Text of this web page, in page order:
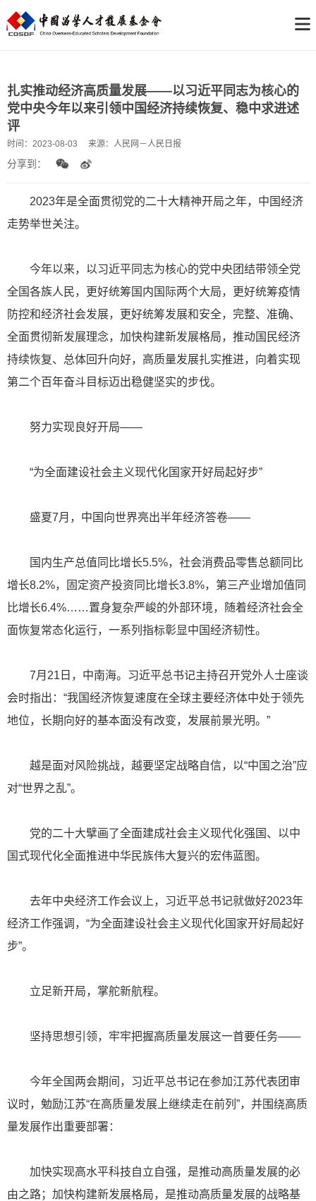
扎实推动经济高质量发展——以习近平同志为核心的
党中央今年以来引领中国经济持续恢复、稳中求进述
评
时间： 2023-08-03 来源： 人民网－人民日报
分享到：
2023年是全面贯彻党的二十大精神开局之年，中国经济
走势举世关注。
今年以来，以习近平同志为核心的党中央团结带领全党
全国各族人民，更好统筹国内国际两个大局，更好统筹疫情
防控和经济社会发展，更好统筹发展和安全，完整、准确、
全面贯彻新发展理念，加快构建新发展格局，推动国民经济
持续恢复、总体回升向好，高质量发展扎实推进，向着实现
第二个百年奋斗目标迈出稳健坚实的步伐。
努力实现良好开局——
“为全面建设社会主义现代化国家开好局起好步”
盛夏7月，中国向世界亮出半年经济答卷——
国内生产总值同比增长5.5%，社会消费品零售总额同比
增长8.2%，固定资产投资同比增长3.8%，第三产业增加值同
比增长6.4%……置身复杂严峻的外部环境，随着经济社会全
面恢复常态化运行，一系列指标彰显中国经济韧性。
7月21日，中南海。习近平总书记主持召开党外人士座谈
会时指出：“我国经济恢复速度在全球主要经济体中处于领先
地位，长期向好的基本面没有改变，发展前景光明。”
越是面对风险挑战，越要坚定战略自信，以“中国之治”应
对“世界之乱”。
党的二十大擘画了全面建成社会主义现代化强国、以中
国式现代化全面推进中华民族伟大复兴的宏伟蓝图。
去年中央经济工作会议上，习近平总书记就做好2023年
经济工作强调，“为全面建设社会主义现代化国家开好局起好
步”。
立足新开局，掌舵新航程。
坚持思想引领，牢牢把握高质量发展这一首要任务——
今年全国两会期间，习近平总书记在参加江苏代表团审
议时，勉励江苏“在高质量发展上继续走在前列”，并围绕高质
量发展作出重要部署：
加快实现高水平科技自立自强，是推动高质量发展的必
由之路；加快构建新发展格局，是推动高质量发展的战略基